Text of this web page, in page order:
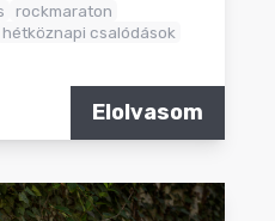
rockmaraton
hétköznapi csalódások
Elolvasom